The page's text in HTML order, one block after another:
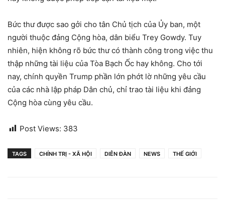
Bức thư được sao gởi cho tân Chủ tịch của Ủy ban, một
người thuộc đảng Cộng hòa, dân biểu Trey Gowdy. Tuy
nhiên, hiện không rõ bức thư có thành công trong việc thu
thập những tài liệu của Tòa Bạch Ốc hay không. Cho tới
nay, chính quyền Trump phần lớn phớt lờ những yêu cầu
của các nhà lập pháp Dân chủ, chỉ trao tài liệu khi đảng
Cộng hòa cùng yêu cầu.
Post Views: 383
TAGS CHÍNH TRỊ - XÃ HỘI DIỄN ĐÀN NEWS THẾ GIỚI